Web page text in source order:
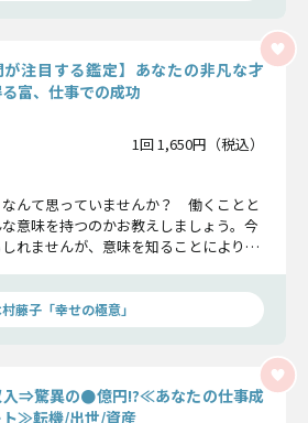
が注目する鑑定】あなたの非凡な才
富、仕事での成功
1回 1,650円（税込）
なんて思っていませんか？ 働くことと
意味を持つのかお教えしましょう。今
れませんが、意味を知ることにより今
藤子「幸せの極意」
入⇒驚異の●億円!?≪あなたの仕事成
ト≫転機/出世/資産